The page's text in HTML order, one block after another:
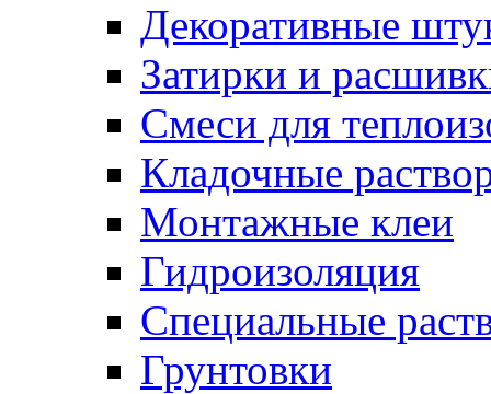
Декоративные
Затирки и
Смеси для
Кладочные
Монтажные клеи
Гидроизоляция
Специальные
Грунтовки